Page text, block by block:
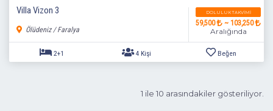
Villa Vizon 3
Ölüdeniz / Faralya
DOLULUK TAKVIMI
59,500 ~ 103,250
Aralığında
1 ile 10 arasındakiler gösteriliyor.